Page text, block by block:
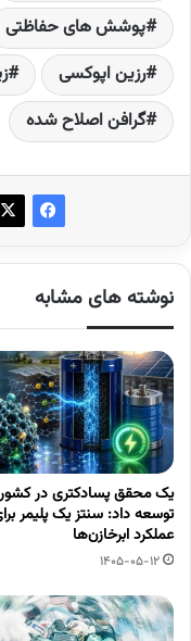
پوشش های حفاظتی
رزین اپوکسی
گرافن اصلاح شده
نوشته های مشابه
یک محقق پسادکتری در کشور
توسعه داد: سنتز یک پلیمر
عملکرد ابرخازن‌ها
1405-05-12